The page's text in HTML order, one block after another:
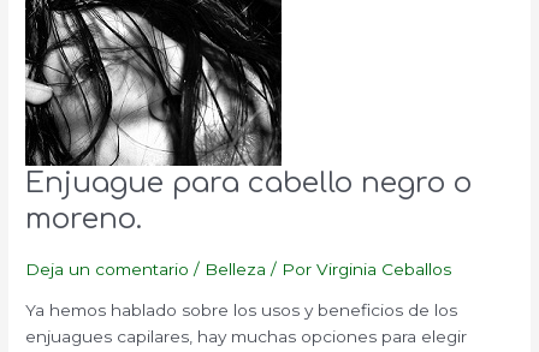
Enjuague para cabello negro o
moreno.
Deja un comentario / Belleza / PorVirginia Ceballos
Ya hemos hablado sobre los usos y beneficios de los
enjuagues capilares, hay muchas opciones para elegir